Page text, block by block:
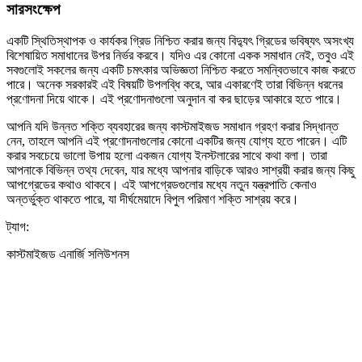
সারসংক্ষেপ
একটি স্থিতিস্থাপক ও কার্যকর গ্রিড নিশ্চিত করার জন্য বিদ্যুৎ গ্রিডের ভবিষ্যৎ অসংখ্য
বিশেষায়িত সমাধানের উপর নির্ভর করবে। যদিও এর কোনো একক সমাধান নেই, তবুও এই
সবগুলোই সকলের জন্য একটি চমৎকার অভিজ্ঞতা নিশ্চিত করতে সমন্বিতভাবে কাজ করতে
পারে। অনেক সরকারই এই বিষয়টি উপলব্ধি করে, আর একারণেই তারা বিভিন্ন ধরনের
প্রণোদনা দিয়ে থাকে। এই প্রণোদনাগুলো অনুদান বা কর ছাড়ের আকারে হতে পারে।
আপনি যদি উন্নত শক্তি ব্যবহারের জন্য কাস্টমাইজড সমাধান গ্রহণ করার সিদ্ধান্ত
নেন, তাহলে আপনি এই প্রণোদনাগুলোর কোনো একটির জন্য যোগ্য হতে পারেন। এটি
করার সবচেয়ে ভালো উপায় হলো একজন যোগ্য ইনস্টলারের সাথে কথা বলা। তারা
আপনাকে বিভিন্ন তথ্য দেবেন, যার মধ্যে আপনার বাড়িকে আরও সাশ্রয়ী করার জন্য কিছু
আপগ্রেডের কথাও থাকবে। এই আপগ্রেডগুলোর মধ্যে নতুন যন্ত্রপাতি কেনাও
অন্তর্ভুক্ত থাকতে পারে, যা দীর্ঘমেয়াদে বিপুল পরিমাণ শক্তি সাশ্রয় করে।
ট্যাগ:
কাস্টমাইজড এনার্জি সলিউশনস